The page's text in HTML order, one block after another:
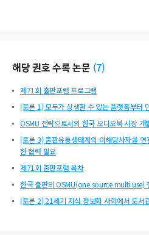
해당 권호 수록 논문 (7)
제71회 출판포럼 프로그램
[토론 1] 모두가 상생할 수 있는 플랫폼부터
OSMU 전략으로서의 한국 오디오북 시장 개
[토론 3] 출판유통생태계의 이해당사자를
한 협력 필요
제71회 출판포럼 목차
한국 출판의 OSMU(one source multi use)
[토론 2] 21세기 지식 정보화 사회에서 도서